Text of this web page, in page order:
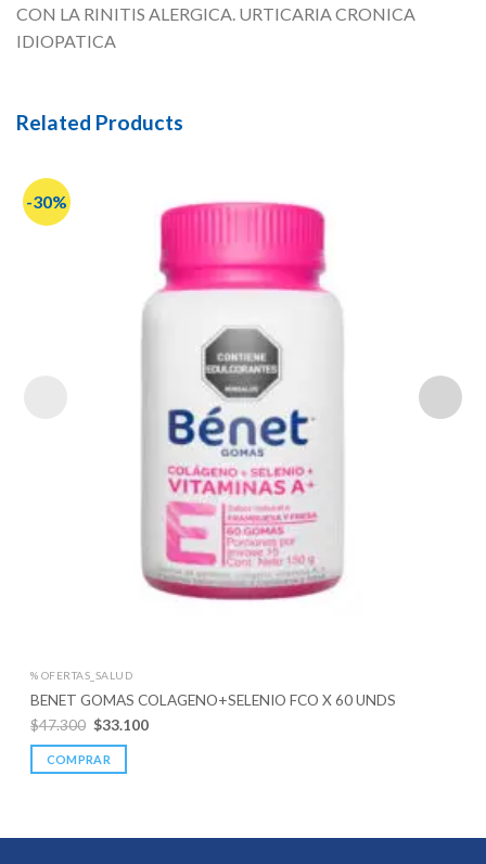
CON LA RINITIS ALERGICA. URTICARIA CRONICA
IDIOPATICA
Related Products
-30%
% OFERTAS_SALUD
BENET GOMAS COLAGENO+SELENIO FCO X 60 UNDS
$47.300 Original
was:
$47.300.
$33.100Current
COMPRAR